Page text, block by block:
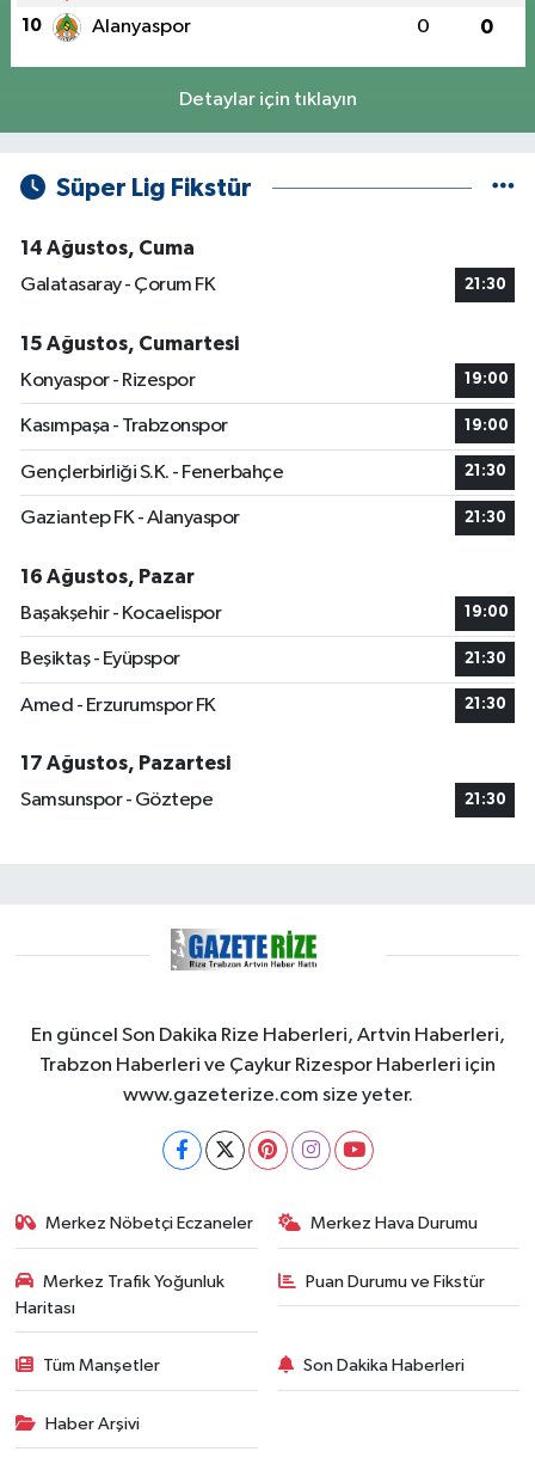
10 Alanyaspor 0 0
Detaylar için tıklayın
Süper Lig Fikstür
14 Ağustos, Cuma
Galatasaray - Çorum FK
21:30
15 Ağustos, Cumartesi
Konyaspor - Rizespor
19:00
Kasımpaşa - Trabzonspor 19:00
Gençlerbirliği S.K. - Fenerbahçe 21:30
Gaziantep FK - Alanyaspor 21:30
16 Ağustos, Pazar
Başakşehir - Kocaelispor
19:00
Beşiktaş - Eyüpspor 21:30
Amed - Erzurumspor FK 21:30
17 Ağustos, Pazartesi
Samsunspor - Göztepe
21:30
En güncel Son Dakika Rize Haberleri, Artvin Haberleri,
Trabzon Haberleri ve Çaykur Rizespor Haberleri için
www.gazeterize.com size yeter.
Merkez Nöbetçi Eczaneler Merkez Hava Durumu
Merkez Trafik Yoğunluk
Haritası
Puan Durumu ve Fikstür
Tüm Manşetler Son Dakika Haberleri
Haber Arşivi